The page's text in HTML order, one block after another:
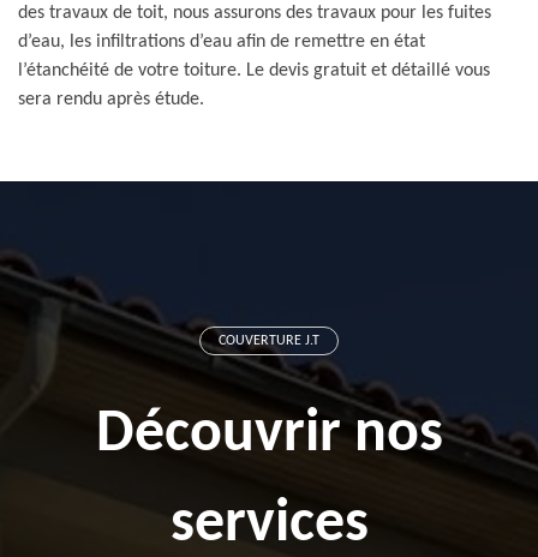
des travaux de toit, nous assurons des travaux pour les fuites
d’eau, les infiltrations d’eau afin de remettre en état
l’étanchéité de votre toiture. Le devis gratuit et détaillé vous
sera rendu après étude.
COUVERTURE J.T
Découvrir nos
services